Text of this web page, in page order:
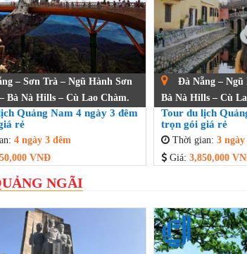
– Sơn Trà – Ngũ Hành Sơn
Bà Nà Hills – Cù Lao Chàm.
Quảng Nam 4 ngày 3 đêm
rẻ
4 ngày 3 đêm
VNĐ
Đà Nẵng – Ngũ
Bà Nà Hills – Cù
Tour du lịch
trọn gói giá rẻ
Thời gian: 3 ngày
Giá: 3,850,000
NGÃI